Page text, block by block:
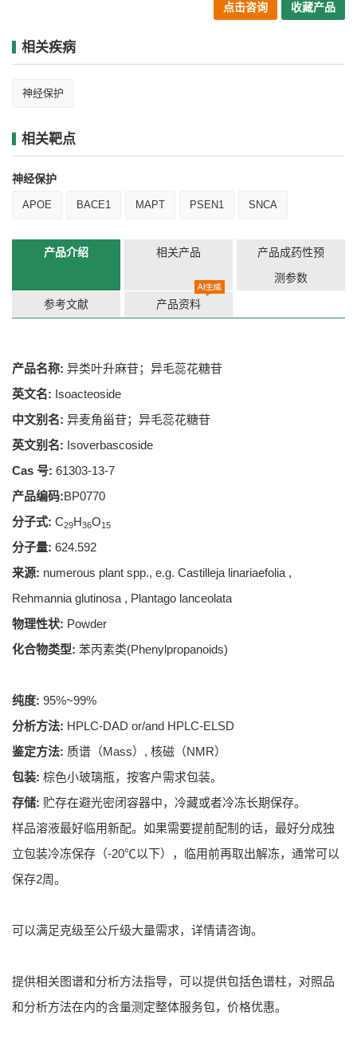
点击咨询 收藏产品
相关疾病
神经保护
相关靶点
神经保护
APOE BACE1 MAPT PSEN1 SNCA
产品介绍 相关产品
产品成药性预
测参数
参考文献 产品资料
产品名称: 异类叶升麻苷；异毛蕊花糖苷
英文名: Isoacteoside
中文别名: 异麦角甾苷；异毛蕊花糖苷
英文别名: Isoverbascoside
Cas 号: 61303-13-7
产品编码:BP0770
分子式: C29H36O15
分子量: 624.592
来源: numerous plant spp., e.g. Castilleja linariaefolia ,
Rehmannia glutinosa , Plantago lanceolata
物理性状: Powder
化合物类型: 苯丙素类(Phenylpropanoids)
纯度: 95%~99%
分析方法: HPLC-DAD or/and HPLC-ELSD
鉴定方法: 质谱（Mass）, 核磁（NMR）
包装: 棕色小玻璃瓶，按客户需求包装。
存储: 贮存在避光密闭容器中，冷藏或者冷冻长期保存。
样品溶液最好临用新配。如果需要提前配制的话，最好分成独
立包装冷冻保存（-20℃以下），临用前再取出解冻，通常可以
保存2周。
可以满足克级至公斤级大量需求，详情请咨询。
提供相关图谱和分析方法指导，可以提供包括色谱柱，对照品
和分析方法在内的含量测定整体服务包，价格优惠。